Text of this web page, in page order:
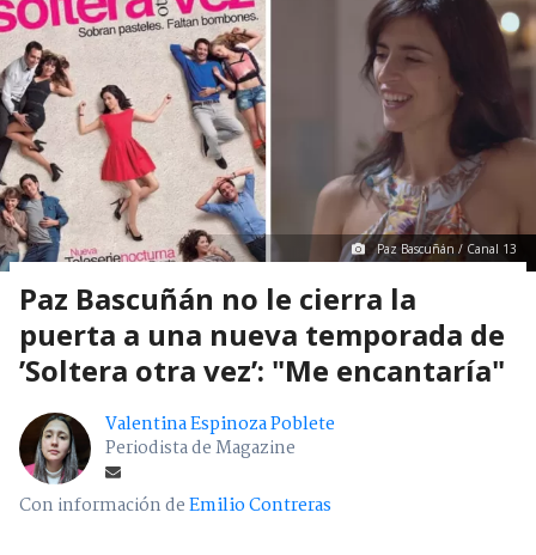
Paz Bascuñán / Canal 13
Paz Bascuñán no le cierra la
puerta a una nueva temporada de
’Soltera otra vez’: "Me encantaría"
Valentina Espinoza Poblete
Periodista de Magazine
Con información deEmilio Contreras